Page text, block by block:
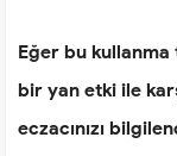
Eğer bu
bir yan etki ile
eczacınızı